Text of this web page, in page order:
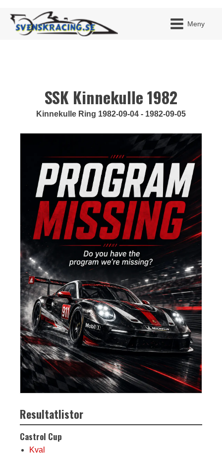
Meny
SSK Kinnekulle 1982
Kinnekulle Ring 1982-09-04 - 1982-09-05
Resultatlistor
Castrol Cup
Kval